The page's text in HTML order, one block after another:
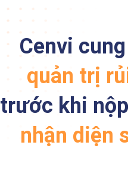
Cenvi
quản trị
trước khi
nhận diện